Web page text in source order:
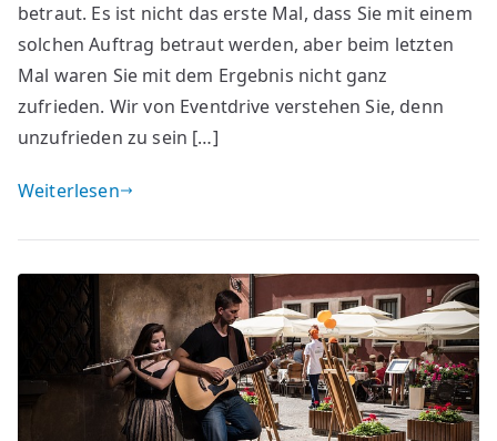
betraut. Es ist nicht das erste Mal, dass Sie mit einem
solchen Auftrag betraut werden, aber beim letzten
Mal waren Sie mit dem Ergebnis nicht ganz
zufrieden. Wir von Eventdrive verstehen Sie, denn
unzufrieden zu sein […]
Weiterlesen